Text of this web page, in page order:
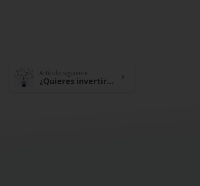
Artículo siguiente
¿Quieres invertir, pero no sabes cómo? Te contamos cómo empezar de forma rentable y segura